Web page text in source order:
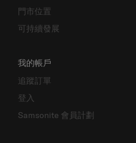
門市位置
可持續發展
我的帳戶
追蹤訂單
登入
Samsonite 會員計劃